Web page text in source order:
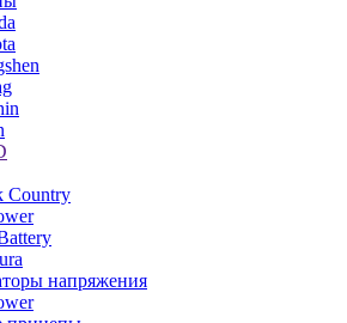
Country
напряжения